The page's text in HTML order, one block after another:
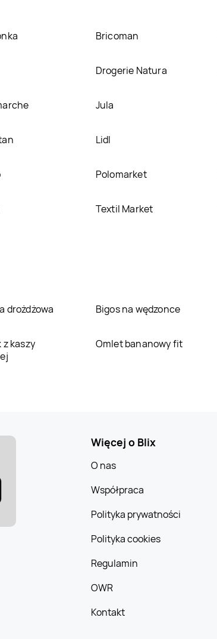
Bricoman
Drogerie Natura
Jula
Lidl
Polomarket
Textil Market
drożdżowa Bigos na wędzonce
z kaszy
Omlet bananowy fit
Więcej o Blix
O nas
Współpraca
Polityka prywatności
Polityka cookies
Regulamin
OWR
Kontakt